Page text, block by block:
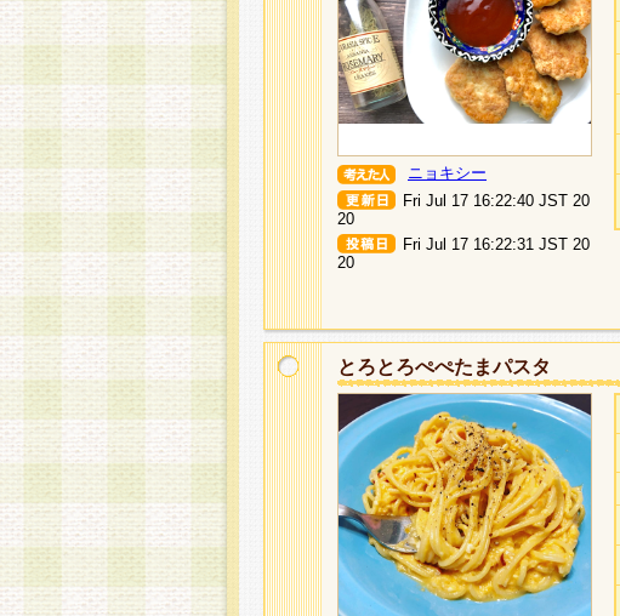
ニョキシー
Fri Jul 17 16:22:40 JST 20
20
Fri Jul 17 16:22:31 JST 20
20
とろとろぺぺたまパスタ